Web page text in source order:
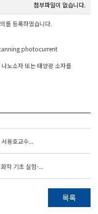
첨부파일이 없습니다.
를 등록하였습니다.
photocurrent
노소자 또는 태양광 소자를
용호교수...
학 기초 실험-...
목록